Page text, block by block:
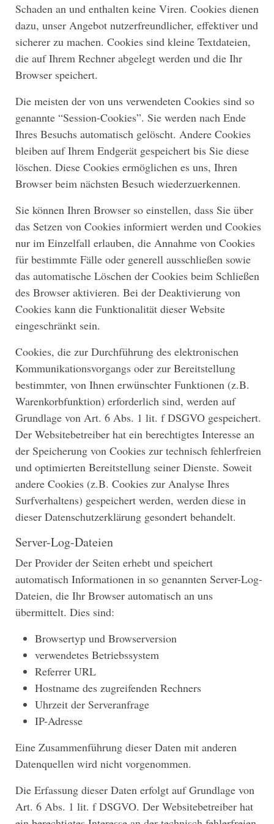
Schaden an und enthalten keine Viren. Cookies dienen
dazu, unser Angebot nutzerfreundlicher, effektiver und
sicherer zu machen. Cookies sind kleine Textdateien,
die auf Ihrem Rechner abgelegt werden und die Ihr
Browser speichert.
Die meisten der von uns verwendeten Cookies sind so
genannte “Session-Cookies”. Sie werden nach Ende
Ihres Besuchs automatisch gelöscht. Andere Cookies
bleiben auf Ihrem Endgerät gespeichert bis Sie diese
löschen. Diese Cookies ermöglichen es uns, Ihren
Browser beim nächsten Besuch wiederzuerkennen.
Sie können Ihren Browser so einstellen, dass Sie über
das Setzen von Cookies informiert werden und Cookies
nur im Einzelfall erlauben, die Annahme von Cookies
für bestimmte Fälle oder generell ausschließen sowie
das automatische Löschen der Cookies beim Schließen
des Browser aktivieren. Bei der Deaktivierung von
Cookies kann die Funktionalität dieser Website
eingeschränkt sein.
Cookies, die zur Durchführung des elektronischen
Kommunikationsvorgangs oder zur Bereitstellung
bestimmter, von Ihnen erwünschter Funktionen (z.B.
Warenkorbfunktion) erforderlich sind, werden auf
Grundlage von Art. 6 Abs. 1 lit. f DSGVO gespeichert.
Der Websitebetreiber hat ein berechtigtes Interesse an
der Speicherung von Cookies zur technisch fehlerfreien
und optimierten Bereitstellung seiner Dienste. Soweit
andere Cookies (z.B. Cookies zur Analyse Ihres
Surfverhaltens) gespeichert werden, werden diese in
dieser Datenschutzerklärung gesondert behandelt.
Server-Log-Dateien
Der Provider der Seiten erhebt und speichert
automatisch Informationen in so genannten Server-Log-
Dateien, die Ihr Browser automatisch an uns
übermittelt. Dies sind:
Browsertyp und Browserversion
verwendetes Betriebssystem
Referrer URL
Hostname des zugreifenden Rechners
Uhrzeit der Serveranfrage
IP-Adresse
Eine Zusammenführung dieser Daten mit anderen
Datenquellen wird nicht vorgenommen.
Die Erfassung dieser Daten erfolgt auf Grundlage von
Art. 6 Abs. 1 lit. f DSGVO. Der Websitebetreiber hat